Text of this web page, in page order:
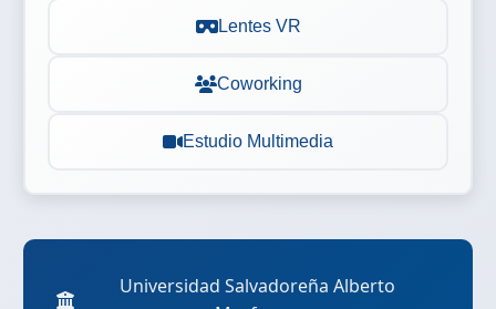
Lentes VR
Coworking
Estudio Multimedia
Universidad Salvadoreña Alberto